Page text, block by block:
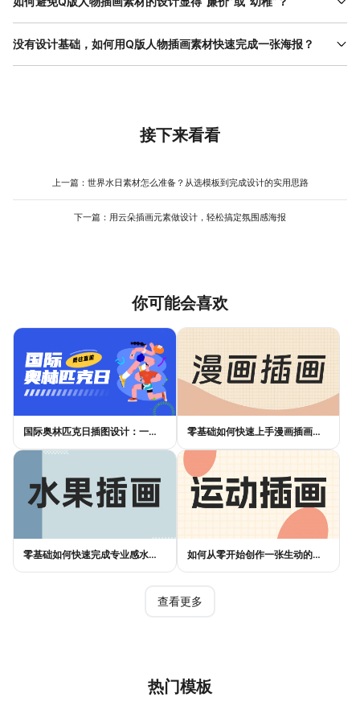
促销海报，Q版人物能传递轻松、友好的氛围，尤其适合面向孩子
很多人担心Q版设计会显得不专业，其实关键在于“细节把控”。首
先，配色要克制，避免用太多高饱和度颜色（比如荧光粉、亮
物简单，可以加些质感元素（比如纸张纹理、水彩笔触）提升高级
没有设计基础，如何用Q版人物插画素材快速完成一张海报？
没设计基础也能用Q版素材做海报，关键是用对模板+改对内容。第
改文字，双击模板里的标题和正文，替换成自己的内容，注意提炼
核心信息（比如活动时间、地点、报名方式），删减非关键细节，
右侧“颜色”选项，切换预设配色或自定义颜色（比如提取品牌LOGO
读、关键信息是否突出。整个过程不超过10分钟，就能完成一张合
接下来看看
上一篇： 世界水日素材怎么准备？从选模板到完成设计的实用思路
下一篇： 用云朵插画元素做设计，轻松搞定氛围感海报
你可能会喜欢
国际奥林匹克日插图设计：一张好海报，不是画出来的 零基础如何快速上手漫画插画创作？实用指南来了
零基础如何快速完成专业感水果插画设计？ 如何从零开始创作一张生动的运动插画？
查看更多
热门模板